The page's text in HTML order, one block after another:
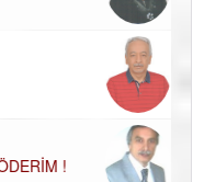
!